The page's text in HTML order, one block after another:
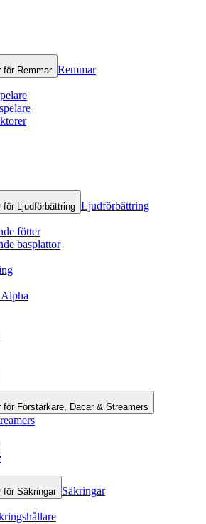
för Remmar Remmar
för Ljudförbättring Ljudförbättring
fötter
basplattor
för Förstärkare, Dacar & Streamers
för Säkringar Säkringar